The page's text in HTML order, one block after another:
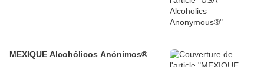
MEXIQUE Alcohólicos Anónimos®